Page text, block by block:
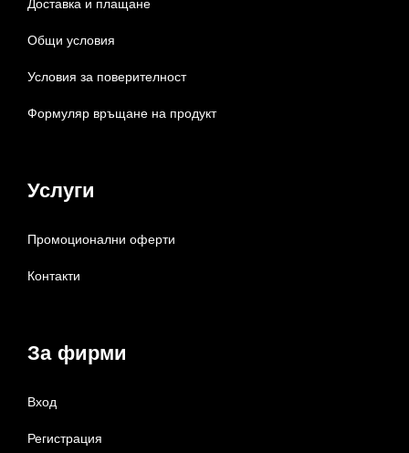
Доставка и плащане
Общи условия
Условия за поверителност
Формуляр връщане на продукт
Услуги
Промоционални оферти
Контакти
За фирми
Вход
Регистрация